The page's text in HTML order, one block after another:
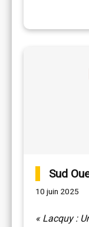
Sud
10 juin 2025
« Lacquy :